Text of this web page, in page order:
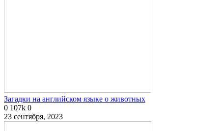
Загадки на английском языке о животных
0 107k 0
23 сентября, 2023